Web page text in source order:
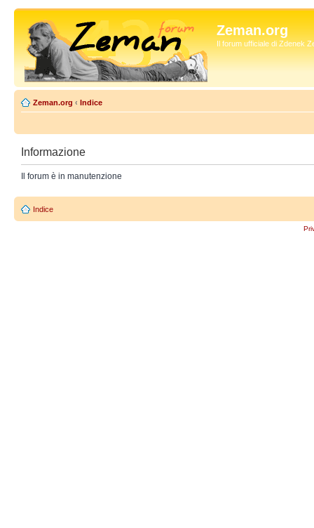
Zeman.org
Il forum ufficiale di Zdenek
Zeman.org ‹ Indice
Informazione
Il forum è in manutenzione
Indice